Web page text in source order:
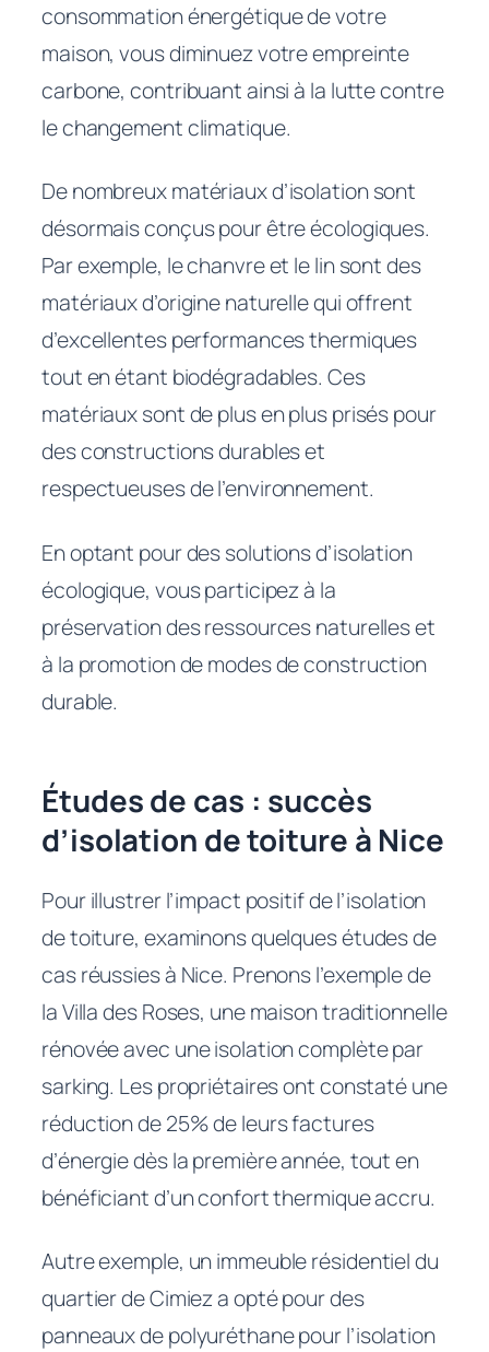
consommation énergétique de votre
maison, vous diminuez votre empreinte
carbone, contribuant ainsi à la lutte contre
le changement climatique.
De nombreux matériaux d’isolation sont
désormais conçus pour être écologiques.
Par exemple, le chanvre et le lin sont des
matériaux d’origine naturelle qui offrent
d’excellentes performances thermiques
tout en étant biodégradables. Ces
matériaux sont de plus en plus prisés pour
des constructions durables et
respectueuses de l’environnement.
En optant pour des solutions d’isolation
écologique, vous participez à la
préservation des ressources naturelles et
à la promotion de modes de construction
durable.
Études de cas : succès
d’isolation de toiture à Nice
Pour illustrer l’impact positif de l’isolation
de toiture, examinons quelques études de
cas réussies à Nice. Prenons l’exemple de
la Villa des Roses, une maison traditionnelle
rénovée avec une isolation complète par
sarking. Les propriétaires ont constaté une
réduction de 25% de leurs factures
d’énergie dès la première année, tout en
bénéficiant d’un confort thermique accru.
Autre exemple, un immeuble résidentiel du
quartier de Cimiez a opté pour des
panneaux de polyuréthane pour l’isolation